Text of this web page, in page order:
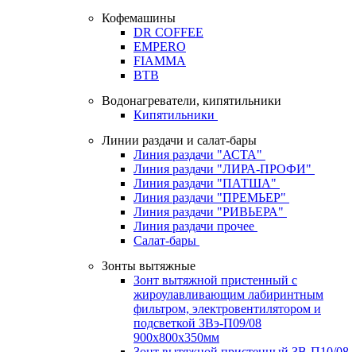
Кофемашины
DR COFFEE
EMPERO
FIAMMA
BTB
Водонагреватели, кипятильники
Кипятильники
Линии раздачи и салат-бары
Линия раздачи "АСТА"
Линия раздачи "ЛИРА-ПРОФИ"
Линия раздачи "ПАТША"
Линия раздачи "ПРЕМЬЕР"
Линия раздачи "РИВЬЕРА"
Линия раздачи прочее
Салат-бары
Зонты вытяжные
Зонт вытяжной пристенный с
жироулавливающим лабиринтным
фильтром, электровентилятором и
подсветкой ЗВэ-П09/08
900х800х350мм